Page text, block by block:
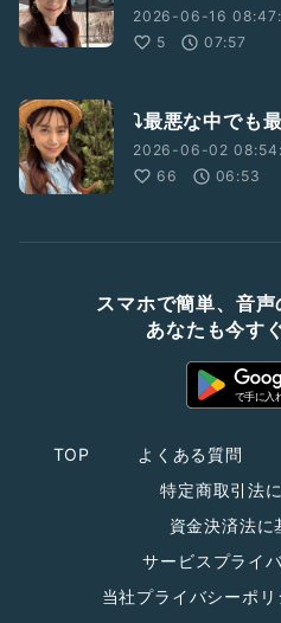
2026-06-16
5
07:57
⤵️最悪な中でも
2026-06-02
66
06:53
スマホで簡単、音声
あなたも今す
TOP よくある質問
特定商取引法
資金決済法に
サービスプライ
当社プライバシーポリ